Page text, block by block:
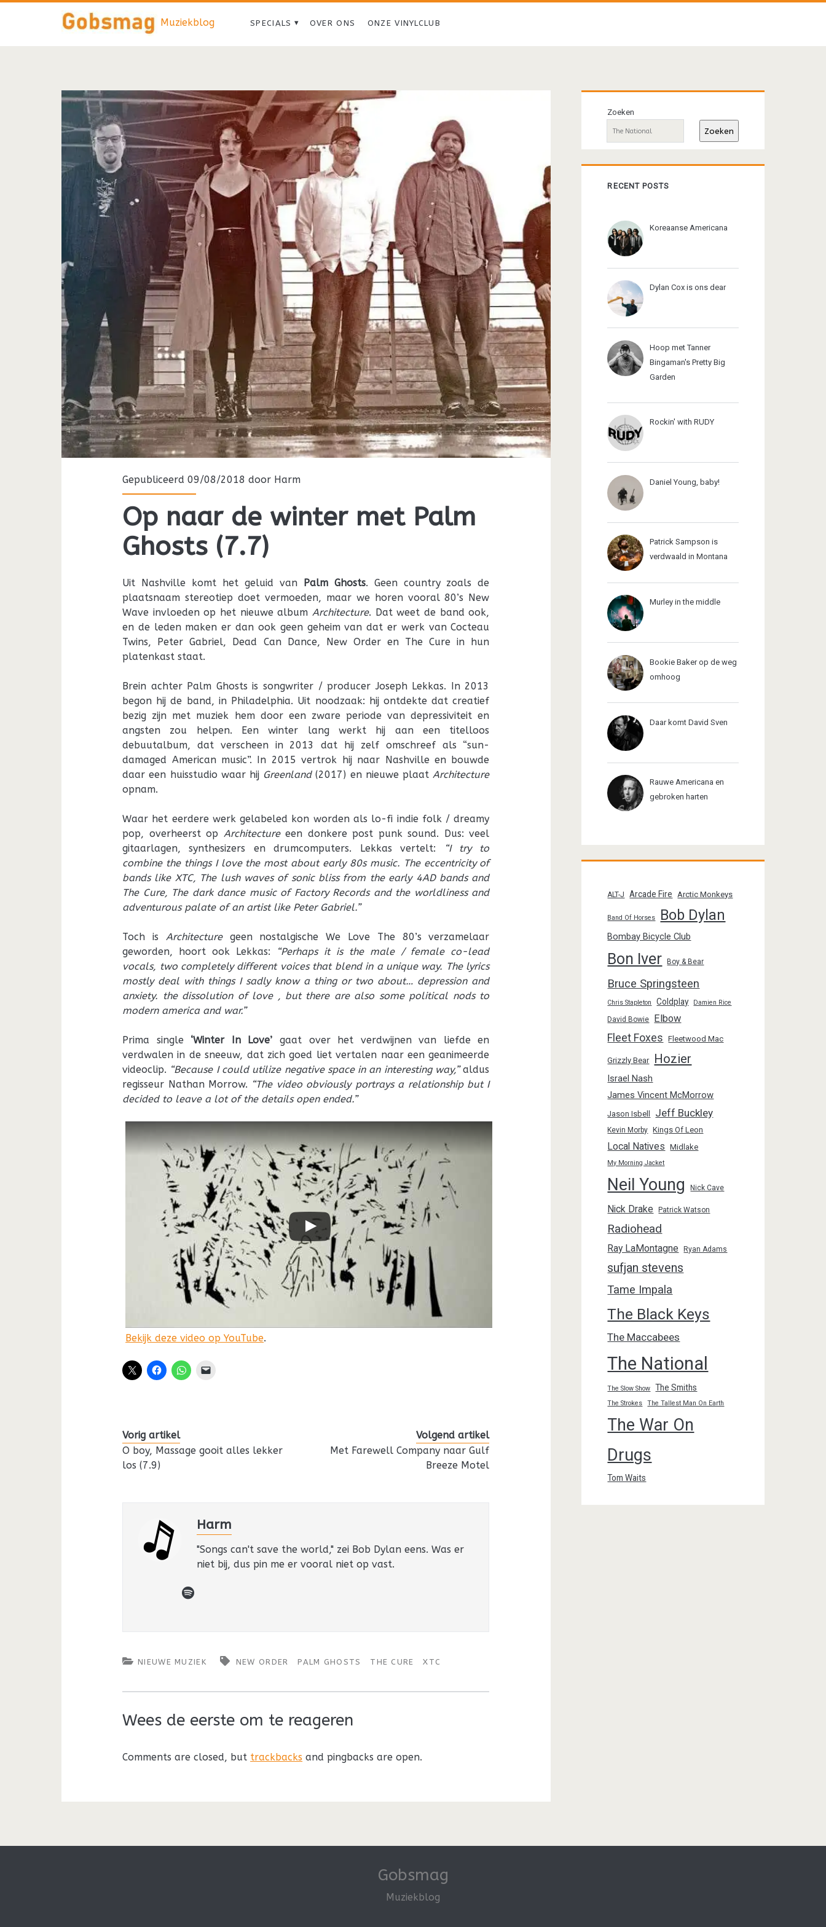
Muziekblog SPECIALS OVER ONS ONZE VINYLCLUB
Gepubliceerd 09/08/2018 door Harm
Op naar de winter met Palm
Ghosts (7.7)
Uit Nashville komt het geluid van Palm Ghosts. Geen country zoals de
plaatsnaam stereotiep doet vermoeden, maar we horen vooral 80’s New
Wave invloeden op het nieuwe album Architecture. Dat weet de band ook,
en de leden maken er dan ook geen geheim van dat er werk van Cocteau
Twins, Peter Gabriel, Dead Can Dance, New Order en The Cure in hun
platenkast staat.
Brein achter Palm Ghosts is songwriter / producer Joseph Lekkas. In 2013
begon hij de band, in Philadelphia. Uit noodzaak: hij ontdekte dat creatief
bezig zijn met muziek hem door een zware periode van depressiviteit en
angsten zou helpen. Een winter lang werkt hij aan een titelloos
debuutalbum, dat verscheen in 2013 dat hij zelf omschreef als “sun-
damaged American music”. In 2015 vertrok hij naar Nashville en bouwde
daar een huisstudio waar hij Greenland(2017) en nieuwe plaat Architecture
opnam.
Waar het eerdere werk gelabeled kon worden als lo-fi indie folk / dreamy
pop, overheerst op Architectureeen donkere post punk sound. Dus: veel
gitaarlagen, synthesizers en drumcomputers. Lekkas vertelt:
“I try to
combine the things I love the most about early 80s music. The eccentricity of
bands like XTC, The lush waves of sonic bliss from the early 4AD bands and
The Cure, The dark dance music of Factory Records and the worldliness and
adventurous palate of an artist like Peter Gabriel.”
Toch is Architecturegeen nostalgische We Love The 80’s verzamelaar
geworden, hoort ook Lekkas:
“Perhaps it is the male / female co-lead
vocals, two completely different voices that blend in a unique way. The lyrics
mostly deal with things I sadly know a thing or two about… depression and
anxiety. the dissolution of love , but there are also some political nods to
modern america and war.”
Prima single ‘Winter In Love’ gaat over het verdwijnen van liefde en
verdwalen in de sneeuw, dat zich goed liet vertalen naar een geanimeerde
videoclip. “Because I could utilize negative space in an interesting way,”aldus
regisseur Nathan Morrow. “The video obviously portrays a relationship but I
decided to leave a lot of the details open ended.”
Bekijk deze video op YouTube.
Vorig artikel
O boy, Massage gooit alles lekker
los (7.9)
Volgend artikel
Met Farewell Company naar Gulf
Breeze Motel
Harm
"Songs can't save the world," zei Bob Dylan eens. Was er
niet bij, dus pin me er vooral niet op vast.
spotify
NIEUWE MUZIEK NEW ORDER PALM GHOSTS THE CURE XTC
Wees de eerste om te reageren
Comments are closed, but trackbacks and pingbacks are open.
Primaire
sidebar
Zoeken
Zoeken
RECENT POSTS
Koreaanse Americana
Dylan Cox is ons dear
Hoop met Tanner
Bingaman's Pretty Big
Garden
Rockin' with RUDY
Daniel Young, baby!
Patrick Sampson is
verdwaald in Montana
Murley in the middle
Bookie Baker op de weg
omhoog
Daar komt David Sven
Rauwe Americana en
gebroken harten
ALT-J Arcade Fire Arctic Monkeys
Band Of Horses Bob Dylan
Bombay Bicycle Club
Bon Iver Boy & Bear
Bruce Springsteen
Chris Stapleton Coldplay Damien Rice
David Bowie Elbow
Fleet Foxes Fleetwood Mac
Grizzly Bear Hozier
Israel Nash
James Vincent McMorrow
Jason Isbell Jeff Buckley
Kevin Morby Kings Of Leon
Local Natives Midlake
My Morning Jacket
Neil Young Nick Cave
Nick Drake Patrick Watson
Radiohead
Ray LaMontagne Ryan Adams
sufjan stevens
Tame Impala
The Black Keys
The Maccabees
The National
The Slow Show The Smiths
The Strokes The Tallest Man On Earth
The War On
Drugs
Tom Waits
Gobsmag
Muziekblog